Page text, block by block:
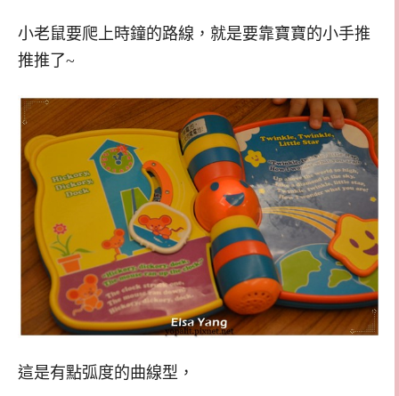
小老鼠要爬上時鐘的路線，就是要靠寶寶的小手推
推推了~
這是有點弧度的曲線型，